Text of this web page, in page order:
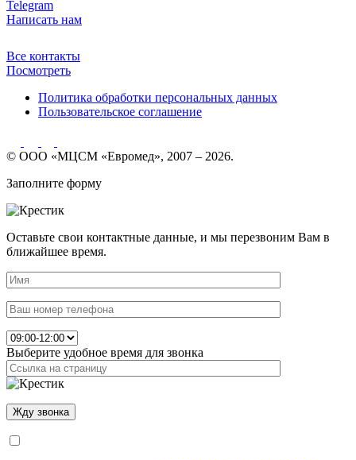
Telegram
Написать нам
Все контакты
Посмотреть
Политика обработки персональных данных
Пользовательское соглашение
© ООО «МЦСМ «Евромед», 2007 – 2026.
Заполните форму
Оставьте свои контактные данные, и мы перезвоним Вам в
ближайшее время.
Выберите удобное время для звонка